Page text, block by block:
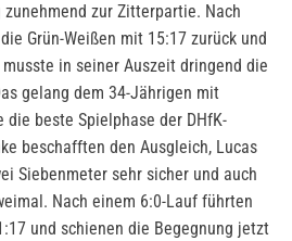
zunehmend zur Zitterpartie. Nach
Grün-Weißen mit 15:17 zurück und
in seiner Auszeit dringend die
gelang dem 34-Jährigen mit
die beste Spielphase der DHfK-
beschafften den Ausgleich, Lucas
Siebenmeter sehr sicher und auch
Nach einem 6:0-Lauf führten
und schienen die Begegnung jetzt